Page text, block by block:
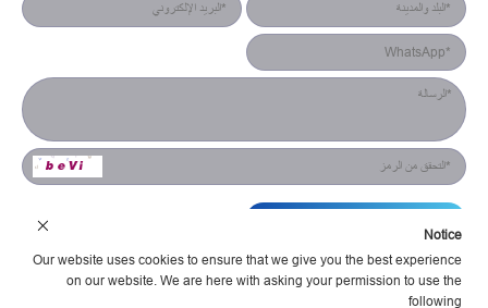
Notice
Our website uses cookies to ensure that we give you the best experience
on our website. We are here with asking your permission to use the
following